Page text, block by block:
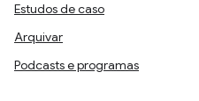
Estudos de caso
Arquivar
Podcasts e programas